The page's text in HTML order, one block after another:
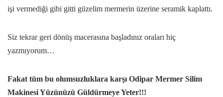
işi vermediği gibi gitti güzelim mermerin üzerine seramik kaplattı.
Siz tekrar geri dönüş macerasına başladınız oraları hiç
yazmıyorum…
Fakat tüm bu olumsuzluklara karşı Odipar Mermer Silim
Makinesi Yüzünüzü Güldürmeye Yeter!!!